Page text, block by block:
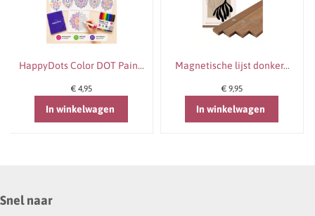
HappyDots Color DOT Pain...
€ 4,95
In winkelwagen
Magnetische lijst donker...
€ 9,95
In winkelwagen
Snel naar